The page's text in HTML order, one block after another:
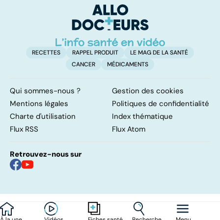
fréquent
RECETTES RAPPEL PRODUIT
LE MAG DE LA SANTÉ
CANCER
MÉDICAMENTS
Qui sommes-nous ?
Gestion des cookies
Mentions légales
Politiques de confidentialité
Charte d'utilisation
Index thématique
Flux RSS
Flux Atom
Retrouvez-nous sur